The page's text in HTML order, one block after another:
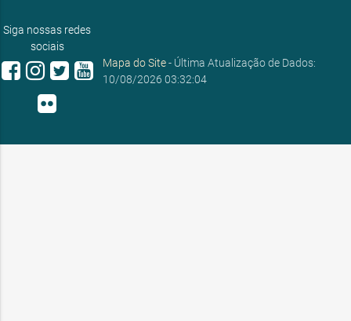
Siga nossas redes
sociais
Mapa do Site- Última Atualização de Dados:
10/08/2026 03:32:04